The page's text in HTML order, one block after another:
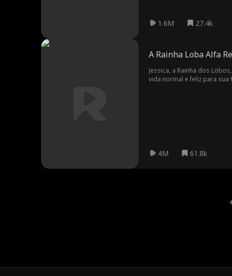
1.6M 27.4k
A Rainha Loba Alfa
Jessica, a Rainha dos
vida normal e feliz para sua
4M 61.8k